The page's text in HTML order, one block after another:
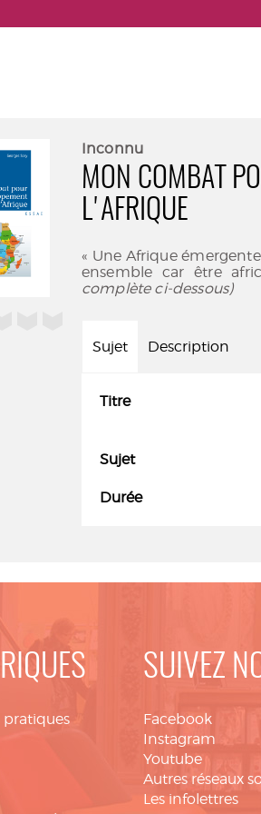
Inconnu
MON COMBAT
L'AFRIQUE
« Une Afrique
ensemble car être
complète ci-dessous)
Sujet Description
Titre
Sujet
Durée
pratiques
SUIVEZ
Facebook
Instagram
Youtube
Autres réseaux
Les infolettres